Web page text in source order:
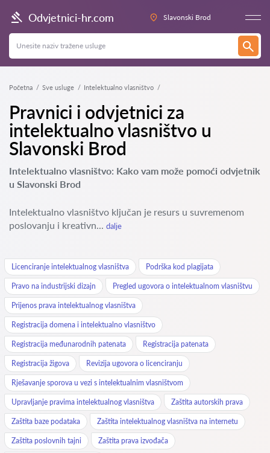
Odvjetnici-hr.com Slavonski Brod
Početna Sve usluge Intelektualno vlasništvo
Pravnici i odvjetnici za
intelektualno vlasništvo u
Slavonski Brod
Intelektualno vlasništvo: Kako vam može pomoći odvjetnik
u Slavonski Brod
Intelektualno vlasništvo ključan je resurs u suvremenom
poslovanju i kreativn... dalje
Licenciranje intelektualnog vlasništva Podrška kod plagijata
Pravo na industrijski dizajn Pregled ugovora o intelektualnom vlasništvu
Prijenos prava intelektualnog vlasništva
Registracija domena i intelektualno vlasništvo
Registracija međunarodnih patenata Registracija patenata
Registracija žigova Revizija ugovora o licenciranju
Rješavanje sporova u vezi s intelektualnim vlasništvom
Upravljanje pravima intelektualnog vlasništva Zaštita autorskih prava
Zaštita baze podataka Zaštita intelektualnog vlasništva na internetu
Zaštita poslovnih tajni Zaštita prava izvođača